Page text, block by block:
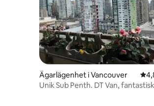
Ägarlägenhet i Vancouver
Unik Sub Penth. DT Van,